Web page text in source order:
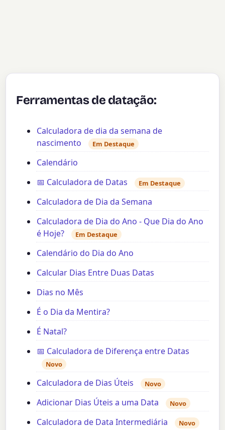
Ferramentas de datação:
Calculadora de dia da semana de
nascimento
Em Destaque
Calendário
📅 Calculadora de Datas
Em Destaque
Calculadora de Dia da Semana
Calculadora de Dia do Ano - Que Dia do Ano
é Hoje?
Em Destaque
Calendário do Dia do Ano
Calcular Dias Entre Duas Datas
Dias no Mês
É o Dia da Mentira?
É Natal?
📅 Calculadora de Diferença entre Datas
Novo
Calculadora de Dias Úteis Novo
Adicionar Dias Úteis a uma Data Novo
Calculadora de Data Intermediária Novo